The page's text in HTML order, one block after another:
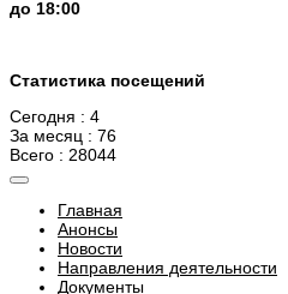
до 18:00
Статистика посещений
Сегодня : 4
За месяц : 76
Всего : 28044
Главная
Анонсы
Новости
Направления деятельности
Документы